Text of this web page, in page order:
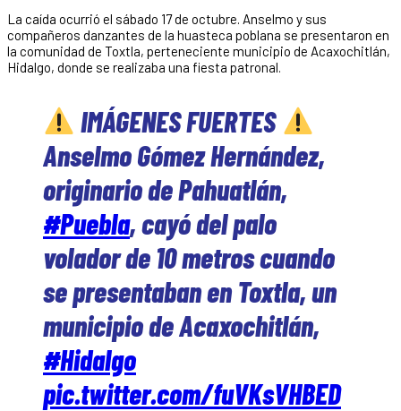
La caída ocurrió el sábado 17 de octubre. Anselmo y sus
compañeros danzantes de la huasteca poblana se presentaron en
la comunidad de Toxtla, perteneciente municipio de Acaxochitlán,
Hidalgo, donde se realizaba una fiesta patronal.
IMÁGENES FUERTES
Anselmo Gómez Hernández,
originario de Pahuatlán,
#Puebla, cayó del palo
volador de 10 metros cuando
se presentaban en Toxtla, un
municipio de Acaxochitlán,
#Hidalgo
pic.twitter.com/fuVKsVHBED